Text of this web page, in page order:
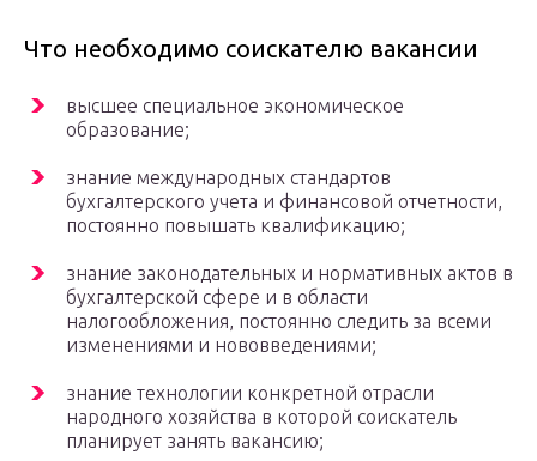
Что необходимо соискателю вакансии
высшее специальное экономическое
образование;
знание международных стандартов
бухгалтерского учета и финансовой отчетности,
постоянно повышать квалификацию;
знание законодательных и нормативных актов в
бухгалтерской сфере и в области
налогообложения, постоянно следить за всеми
изменениями и нововведениями;
знание технологии конкретной отрасли
народного хозяйства в которой соискатель
планирует занять вакансию;